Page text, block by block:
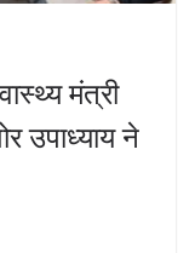
मंत्री
उपाध्याय ने